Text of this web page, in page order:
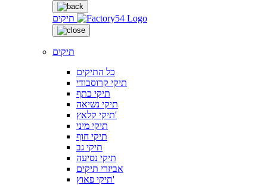
תיקים
תיקים
כל התיקים
תיקי קרוסבודי
תיקי כתף
תיקי נשיאה
תיקי קלאץ'
תיקי מיני
תיקי חוף
תיקי גב
תיקי נסיעה
אביזרי תיקים
תיקי פאוץ'